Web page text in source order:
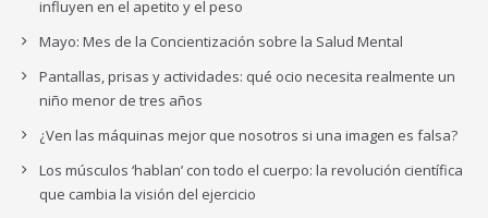
influyen en el apetito y el peso
Mayo: Mes de la Concientización sobre la Salud Mental
Pantallas, prisas y actividades: qué ocio necesita realmente un
niño menor de tres años
¿Ven las máquinas mejor que nosotros si una imagen es falsa?
Los músculos ‘hablan’ con todo el cuerpo: la revolución científica
que cambia la visión del ejercicio